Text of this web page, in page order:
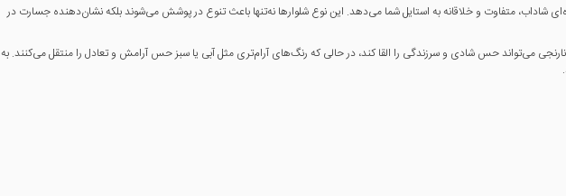
شاداب، متفاوت و خلاقانه به استایل شما می‌دهد. این نوع شلوارها نه‌تنها باعث تنوع در پوشش می‌شوند بلکه نشان‌دهنده جسارت در
نارنجی می‌تواند حس شادی و سرزندگی را القا کند، در حالی که رنگ‌های آرام‌تری مثل آبی یا سبز حس آرامش و تعادل را منتقل می‌کنند. به